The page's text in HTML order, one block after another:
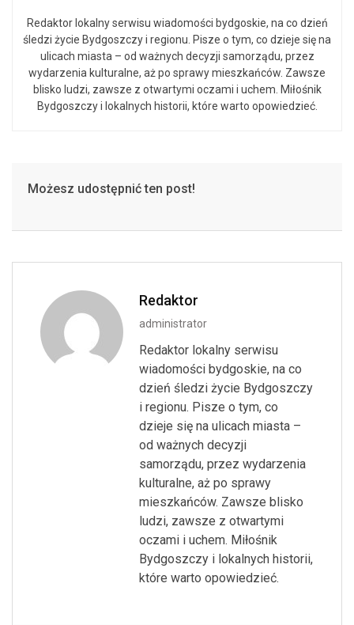
Redaktor lokalny serwisu wiadomości bydgoskie, na co dzień
śledzi życie Bydgoszczy i regionu. Pisze o tym, co dzieje się na
ulicach miasta – od ważnych decyzji samorządu, przez
wydarzenia kulturalne, aż po sprawy mieszkańców. Zawsze
blisko ludzi, zawsze z otwartymi oczami i uchem. Miłośnik
Bydgoszczy i lokalnych historii, które warto opowiedzieć.
Możesz udostępnić ten post!
Redaktor
administrator
Redaktor lokalny serwisu
wiadomości bydgoskie, na co
dzień śledzi życie Bydgoszczy
i regionu. Pisze o tym, co
dzieje się na ulicach miasta –
od ważnych decyzji
samorządu, przez wydarzenia
kulturalne, aż po sprawy
mieszkańców. Zawsze blisko
ludzi, zawsze z otwartymi
oczami i uchem. Miłośnik
Bydgoszczy i lokalnych historii,
które warto opowiedzieć.